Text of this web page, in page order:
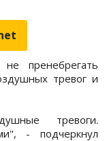
пренебрегать
тревог и
тревоги.
- подчеркнул